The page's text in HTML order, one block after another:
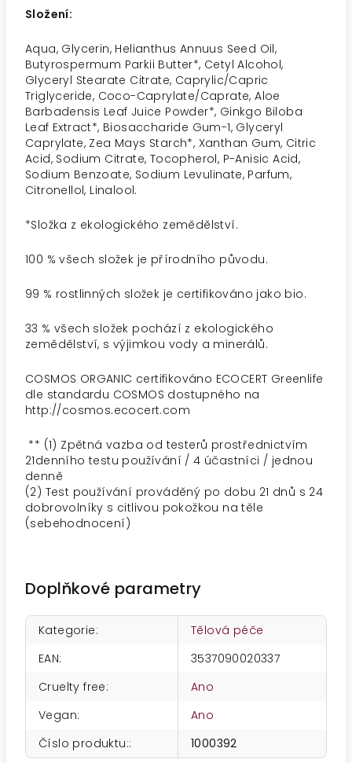
Složení:
Aqua, Glycerin, Helianthus Annuus Seed Oil,
Butyrospermum Parkii Butter*, Cetyl Alcohol,
Glyceryl Stearate Citrate, Caprylic/Capric
Triglyceride, Coco-Caprylate/Caprate, Aloe
Barbadensis Leaf Juice Powder*, Ginkgo Biloba
Leaf Extract*, Biosaccharide Gum-1, Glyceryl
Caprylate, Zea Mays Starch*, Xanthan Gum, Citric
Acid, Sodium Citrate, Tocopherol, P-Anisic Acid,
Sodium Benzoate, Sodium Levulinate, Parfum,
Citronellol, Linalool.
*Složka z ekologického zemědělství.
100 % všech složek je přírodního původu.
99 % rostlinných složek je certifikováno jako bio.
33 % všech složek pochází z ekologického
zemědělství, s výjimkou vody a minerálů.
COSMOS ORGANIC certifikováno ECOCERT Greenlife
dle standardu COSMOS dostupného na
http://cosmos.ecocert.com
** (1) Zpětná vazba od testerů prostřednictvím
21denního testu používání / 4 účastníci / jednou
denně
(2) Test používání prováděný po dobu 21 dnů s 24
dobrovolníky s citlivou pokožkou na těle
(sebehodnocení)
Doplňkové parametry
Kategorie:
Tělová péče
EAN:
3537090020337
Cruelty free:
Ano
Vegan:
Ano
Číslo produktu:: 1000392